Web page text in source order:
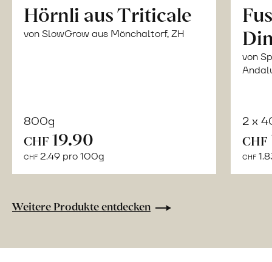
Hörnli aus Triticale
von SlowGrow aus Mönchaltorf, ZH
800g
CHF 19.90
CHF 2.49 pro 100g
von
2 x
CHF
CHF
Weitere Produkte entdecken